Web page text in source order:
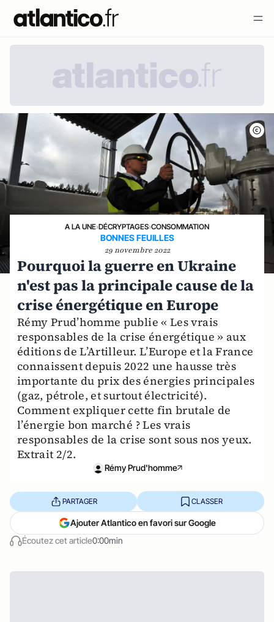
A LA UNE›DÉCRYPTAGES›CONSOMMATION
BONNES FEUILLES
29 novembre 2022
Pourquoi la guerre en Ukraine
n'est pas la principale cause de la
crise énergétique en Europe
Rémy Prud’homme publie « Les vrais
responsables de la crise énergétique » aux
éditions de L’Artilleur. L’Europe et la France
connaissent depuis 2022 une hausse très
importante du prix des énergies principales
(gaz, pétrole, et surtout électricité).
Comment expliquer cette fin brutale de
l’énergie bon marché ? Les vrais
responsables de la crise sont sous nos yeux.
Extrait 2/2.
Rémy Prud'homme
Écoutez cet article0:00min
PARTAGER CLASSER
Ajouter Atlantico en favori sur Google